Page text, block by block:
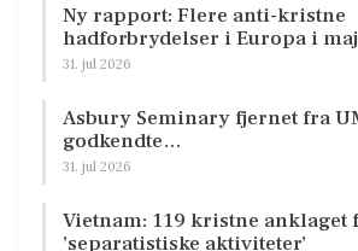
Ny rapport: Flere anti-kristne
hadforbrydelser i Europa i
31. jul 2026
Asbury Seminary fjernet fra
godkendte…
31. jul 2026
Vietnam: 119 kristne anklaget
’separatistiske aktiviteter’